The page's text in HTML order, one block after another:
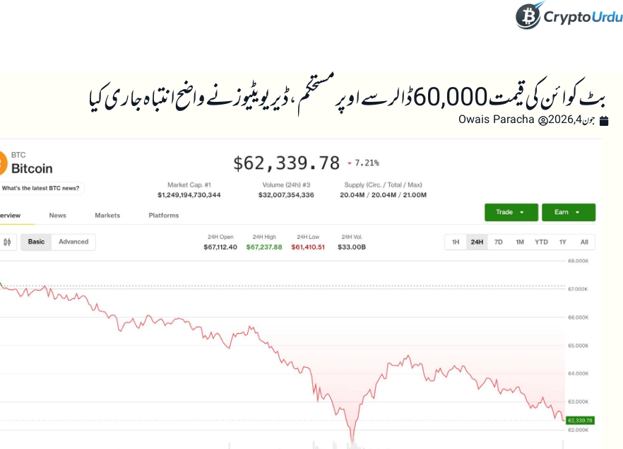
بٹ کوائن کی قیمت 60,000 ڈالر سے اوپر مستحکم، ڈیریویٹیوز نے واضح انتباہ جاری کیا
جون 4, 2026 Owais Paracha